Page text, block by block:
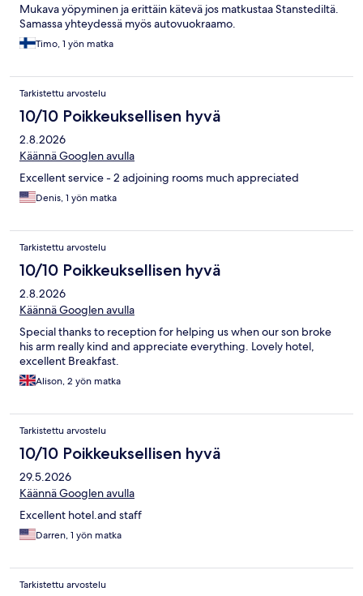
Mukava yöpyminen ja erittäin kätevä jos matkustaa Stanstediltä.
Samassa yhteydessä myös autovuokraamo.
Timo, 1 yön matka
Tarkistettu arvostelu
10/10 Poikkeuksellisen hyvä
2.8.2026
Käännä Googlen avulla
Excellent service - 2 adjoining rooms much appreciated
Denis, 1 yön matka
Tarkistettu arvostelu
10/10 Poikkeuksellisen hyvä
2.8.2026
Käännä Googlen avulla
Special thanks to reception for helping us when our son broke
his arm really kind and appreciate everything. Lovely hotel,
excellent Breakfast.
Alison, 2 yön matka
Tarkistettu arvostelu
10/10 Poikkeuksellisen hyvä
29.5.2026
Käännä Googlen avulla
Excellent hotel.and staff
Darren, 1 yön matka
Tarkistettu arvostelu